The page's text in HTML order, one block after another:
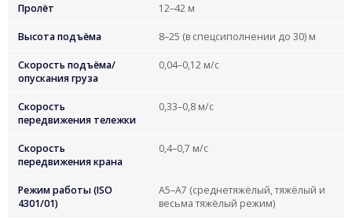
Пролёт 12–42 м
Высота подъёма 8–25 (в спецсиполнении до 30) м
Скорость подъёма/
опускания груза
0,04–0,12 м/с
Скорость
передвижения тележки
0,33–0,8 м/с
Скорость
передвижения крана
0,4–0,7 м/с
Режим работы (ISO
4301/01)
А5–А7 (среднетяжёлый, тяжёлый и
весьма тяжёлый режим)